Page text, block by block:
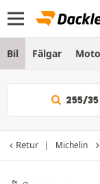
Bil Fälgar
255/
Retur Michelin